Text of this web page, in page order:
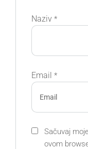
Naziv *
Email *
Sačuvaj
ovom